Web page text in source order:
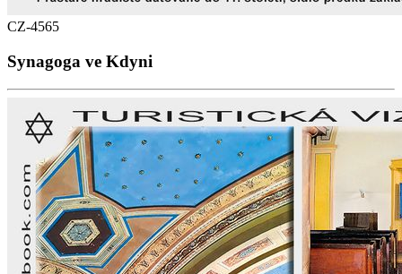
CZ-4565
Synagoga ve Kdyni